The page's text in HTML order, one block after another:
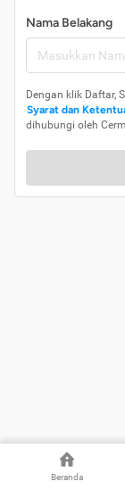
Beranda
Nama Belakang
Dengan klik Daftar,
Syarat dan
dihubungi oleh